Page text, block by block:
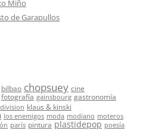
Miño
de Garapullos
bilbao chopsuey cine
fotografía gainsbourg gastronomía
klaus & kinski
los enemigos moda modiano moteros
parís pintura plastidepop poesía